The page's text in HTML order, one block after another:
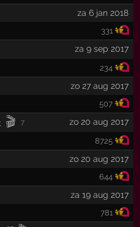
za 6 jan 2018
331
za 9 sep 2017
234
zo 27 aug 2017
507
🎬 7 zo 20 aug 2017
8725
zo 20 aug 2017
644
za 19 aug 2017
781